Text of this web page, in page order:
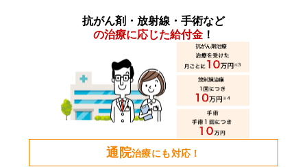
抗がん剤・放射線・手術など
の治療に応じた給付金 ！
通院治療にも対応！